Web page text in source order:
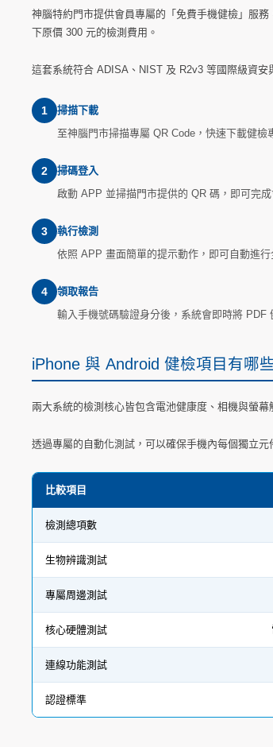
神腦特約門市提供會員專屬的「免費手機健檢」服
下原價 300 元的檢測費用。
這套系統符合 ADISA、NIST 及 R2v3 等國際級資安
1
掃描下載
至神腦門市掃描專屬 QR Code，快速下載健檢
2
掃碼登入
啟動 APP 並掃描門市提供的 QR 碼，即可完成
3
執行檢測
依照 APP 畫面簡單的提示動作，即可自動進行
4
領取報告
輸入手機號碼驗證身分後，系統會即時將 PDF
iPhone 與 Android 健檢項目有哪
兩大系統的檢測核心皆包含電池健康度、相機與螢
透過專屬的自動化測試，可以確保手機內每個獨立
比較項目
檢測總項數
生物辨識測試
專屬周邊測試
核心硬體測試
連線功能測試
認證標準